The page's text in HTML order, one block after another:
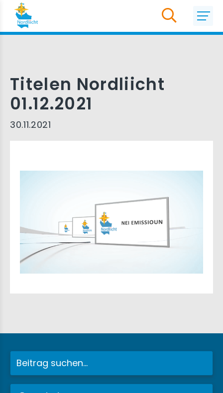
Titelen Nordliicht
01.12.2021
30.11.2021